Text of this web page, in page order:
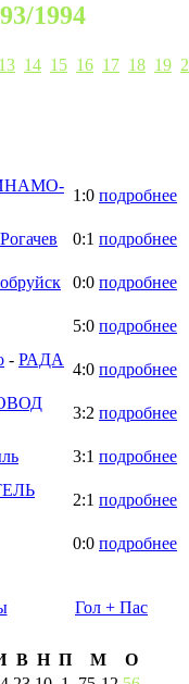
1994
13 14 15 16 17 18 19
1:0 подробнее
0:1 подробнее
0:0 подробнее
5:0 подробнее
- РАДА
4:0 подробнее
3:2 подробнее
3:1 подробнее
2:1 подробнее
0:0 подробнее
Гол + Пас
В Н П М
О